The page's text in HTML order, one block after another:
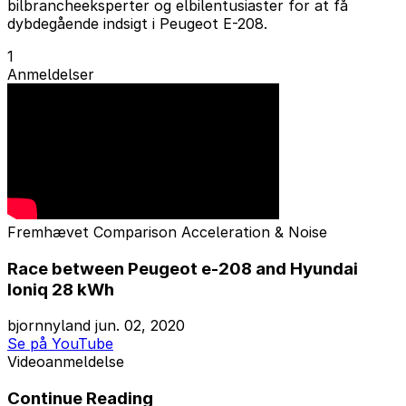
bilbrancheeksperter og elbilentusiaster for at få
dybdegående indsigt i Peugeot E-208.
1
Anmeldelser
Fremhævet Comparison Acceleration & Noise
Race between Peugeot e-208 and Hyundai
Ioniq 28 kWh
bjornnyland jun. 02, 2020
Se på YouTube
Videoanmeldelse
Continue Reading